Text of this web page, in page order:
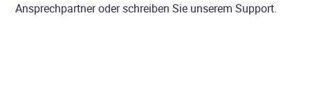
Ansprechpartner oder schreiben Sie unserem Support.